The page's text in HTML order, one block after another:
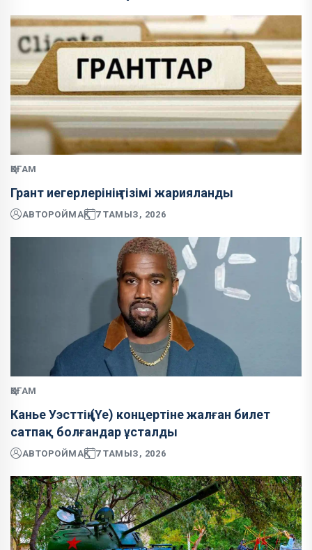
ҚОҒАМ
Грант иегерлерінің тізімі жарияланды
АВТОРОЙМАҚ 7 ТАМЫЗ, 2026
ҚОҒАМ
Канье Уэсттің (Ye) концертіне жалған билет
сатпақ болғандар ұсталды
АВТОРОЙМАҚ 7 ТАМЫЗ, 2026